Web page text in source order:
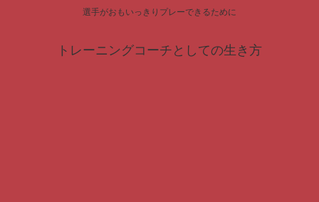
選手がおもいっきりプレーできるために
トレーニングコーチとしての生き方